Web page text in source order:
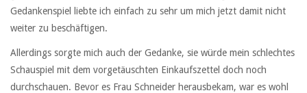
Gedankenspiel liebte ich einfach zu sehr um mich jetzt damit nicht
weiter zu beschäftigen.
Allerdings sorgte mich auch der Gedanke, sie würde mein schlechtes
Schauspiel mit dem vorgetäuschten Einkaufszettel doch noch
durchschauen. Bevor es Frau Schneider herausbekam, war es wohl